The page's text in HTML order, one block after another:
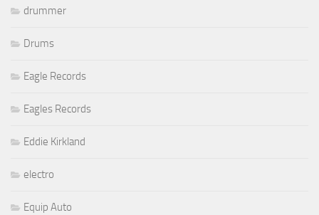
drummer
Drums
Eagle Records
Eagles Records
Eddie Kirkland
electro
Equip Auto